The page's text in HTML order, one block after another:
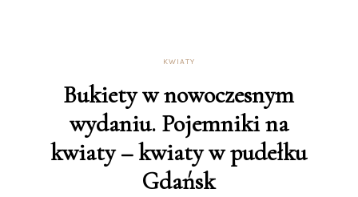
KWIATY
Bukiety w nowoczesnym
wydaniu. Pojemniki na
kwiaty – kwiaty w pudełku
Gdańsk